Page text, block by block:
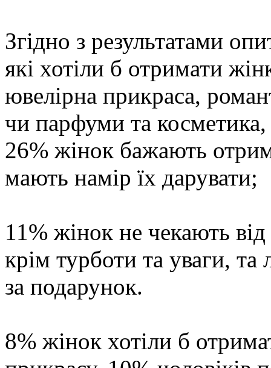
Згідно з результатами
які хотіли б отримати
ювелірна прикраса,
чи парфуми та
26% жінок бажають
мають намір їх дарувати;
11% жінок не чекають від
крім турботи та уваги,
за подарунок.
8% жінок хотіли б